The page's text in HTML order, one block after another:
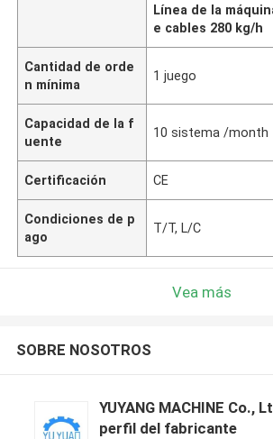
Línea de la
e cables 280 kg/h
Cantidad de orde
n mínima
1 juego
Capacidad de la f
uente
10 sistema /month
Certificación CE
Condiciones de p
ago
T/T, L/C
Vea más
SOBRE NOSOTROS
YUYANG MACHINE Co.,
perfil del fabricante